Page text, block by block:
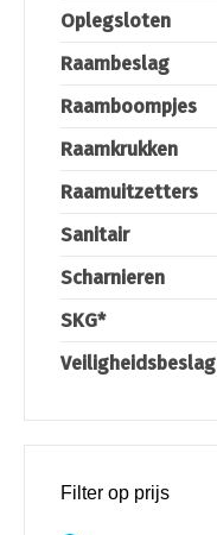
Oplegsloten
Raambeslag
Raamboompjes
Raamkrukken
Raamuitzetters
Sanitair
Scharnieren
SKG*
Veiligheidsbeslag
Filter op prijs